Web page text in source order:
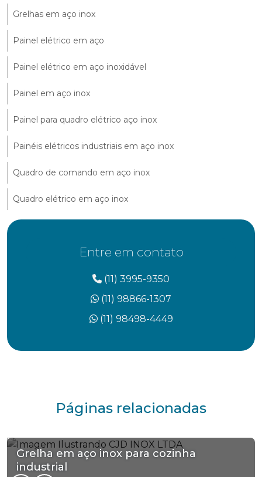
Grelhas em aço inox
Painel elétrico em aço
Painel elétrico em aço inoxidável
Painel em aço inox
Painel para quadro elétrico aço inox
Painéis elétricos industriais em aço inox
Quadro de comando em aço inox
Quadro elétrico em aço inox
Entre em contato
(11) 3995-9350
(11) 98866-1307
(11) 98498-4449
Páginas relacionadas
Grelha em aço inox para cozinha
industrial